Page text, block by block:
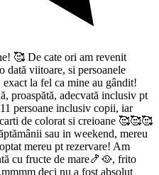
🥰 De cate ori am revenit
dată viitoare, si persoanele
la fel ca mine au gândit!
proaspătă, adecvată inclusiv pt
persoane inclusiv copii, iar
de colorat si creioane 🥰🥰🥰
sau in weekend, mereu
mereu pt rezervare! Am
cu fructe de mare🍤🥘, frito
deci nu a fost absolut